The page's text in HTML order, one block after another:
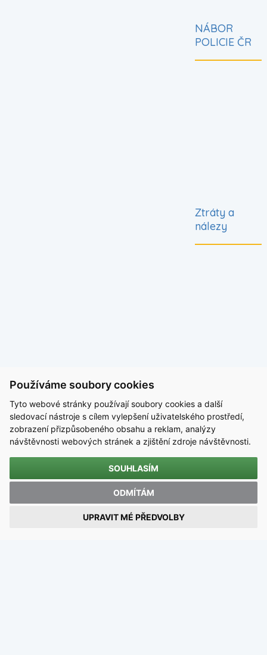
Používáme soubory cookies
Tyto webové stránky používají soubory cookies a další
sledovací nástroje s cílem vylepšení uživatelského prostředí,
zobrazení přizpůsobeného obsahu a reklam, analýzy
návštěvnosti webových stránek a zjištění zdroje návštěvnosti.
SOUHLASÍM
ODMÍTÁM
UPRAVIT MÉ PŘEDVOLBY
NÁBOR
POLICIE ČR
Ztráty a
nálezy
KONTAKT
Dělnická 21, Velebudice, 434 01 Most